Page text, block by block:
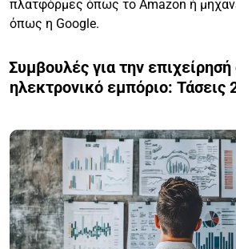
πλατφόρμες όπως το Amazon ή
όπως η Google.
Συμβουλές για την
ηλεκτρονικό εμπόριο: Τάσεις